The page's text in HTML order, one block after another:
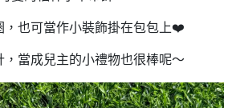
，也可當作小裝飾掛在包包上❤️
，當成兒主的小禮物也很棒呢～